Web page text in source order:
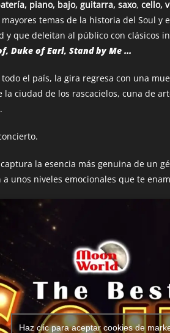
piano, bajo, guitarra, saxo, cello,
temas de la historia del Soul y
y que deleitan al público con clásicos
Duke of Earl, Stand by Me …
el país, la gira regresa con una
ciudad de los rascacielos, cuna de
la esencia más genuina de un
unos niveles emocionales que te
Haz clic para aceptar cookies de